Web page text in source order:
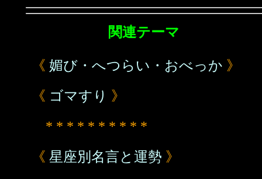
関連テーマ
《 媚び・へつらい・おべっか 》
《 ゴマすり 》
* * * * * * * * * *
《 星座別名言と運勢 》